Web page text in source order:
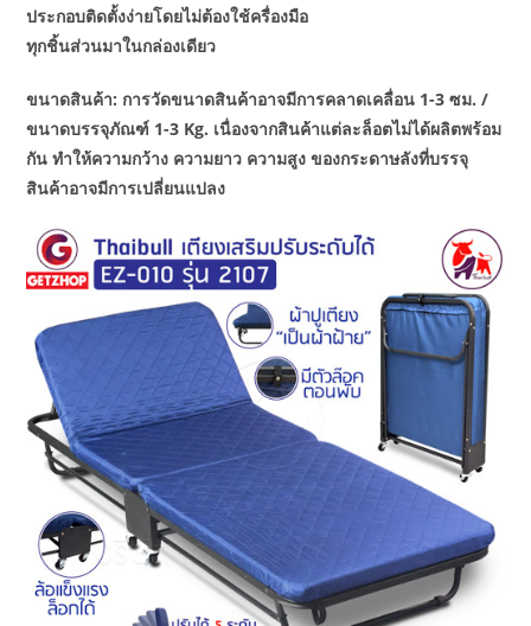
ประกอบติดตั้งง่ายโดยไม่ต้องใช้ครื่องมือ
ทุกชิ้นส่วนมาในกล่องเดียว
ขนาดสินค้า: การวัดขนาดสินค้าอาจมีการคลาดเคลื่อน 1-3 ซม. /
ขนาดบรรจุภัณฑ์ 1-3 Kg. เนื่องจากสินค้าแต่ละล็อตไม่ได้ผลิตพร้อม
กัน ทำให้ความกว้าง ความยาว ความสูง ของกระดาษลังที่บรรจุ
สินค้าอาจมีการเปลี่ยนแปลง